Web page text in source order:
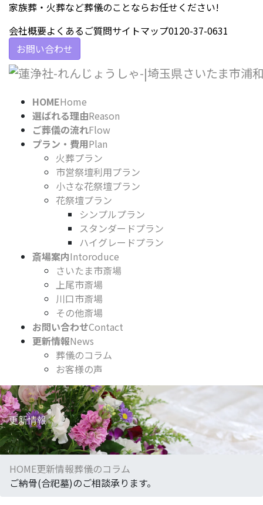
家族葬・火葬など葬儀のことならお任せください!
会社概要よくあるご質問サイトマップ0120-37-0631
お問い合わせ
HOMEHome
選ばれる理由Reason
ご葬儀の流れFlow
プラン・費用Plan
火葬プラン
市営祭壇利用プラン
小さな花祭壇プラン
花祭壇プラン
シンプルプラン
スタンダードプラン
ハイグレードプラン
斎場案内Intoroduce
さいたま市斎場
上尾市斎場
川口市斎場
その他斎場
お問い合わせContact
更新情報News
葬儀のコラム
お客様の声
更新情報
HOME更新情報葬儀のコラム
ご納骨(合祀墓)のご相談承ります。